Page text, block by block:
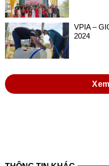
VPIA –
2024